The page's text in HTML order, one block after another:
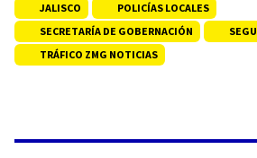
JALISCO
POLICÍAS LOCALES
SECRETARÍA DE GOBERNACIÓN
TRÁFICO ZMG NOTICIAS